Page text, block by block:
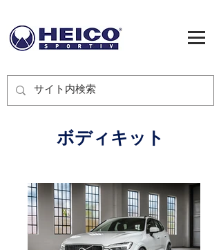
ボディキット